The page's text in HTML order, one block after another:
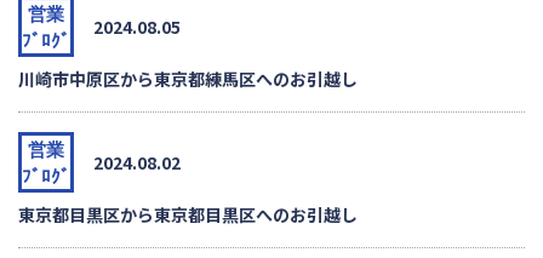
営業
ﾌﾞﾛｸﾞ
2024.08.05
川崎市中原区から東京都練馬区へのお引越し
営業
ﾌﾞﾛｸﾞ
2024.08.02
東京都目黒区から東京都目黒区へのお引越し